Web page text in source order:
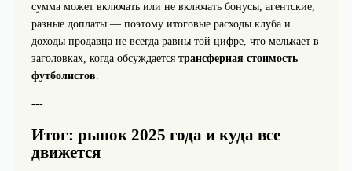
сумма может включать или не включать бонусы, агентские,
разные доплаты — поэтому итоговые расходы клуба и
доходы продавца не всегда равны той цифре, что мелькает в
заголовках, когда обсуждается трансферная стоимость
футболистов.
---
Итог: рынок 2025 года и куда все
движется